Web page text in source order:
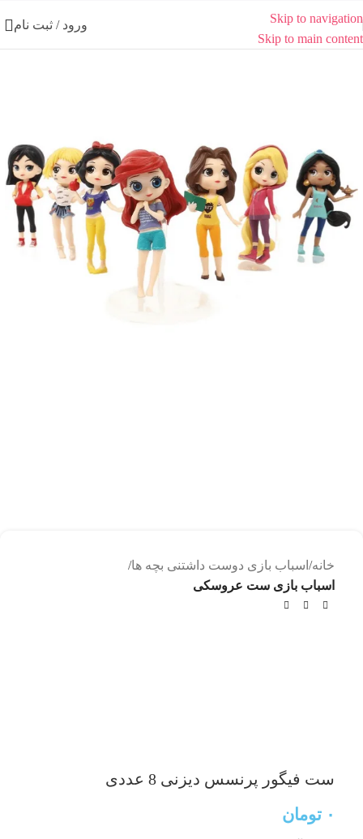
Skip to navigation
Skip to main content
ورود / ثبت نام
خانه اسباب بازی دوست داشتنی بچه ها
اسباب بازی ست عروسکی
ست فیگور پرنسس دیزنی 8 عددی
۰ تومان